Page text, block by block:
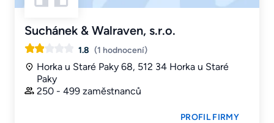
Suchánek & Walraven, s.r.o.
1.8 (1 hodnocení)
Horka u Staré Paky 68, 512 34 Horka u Staré
Paky
250 - 499 zaměstnanců
PROFIL FIRMY